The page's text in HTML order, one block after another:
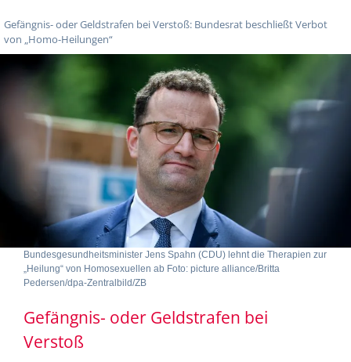
Gefängnis- oder Geldstrafen bei Verstoß: Bundesrat beschließt Verbot
von „Homo-Heilungen“
Bundesgesundheitsminister Jens Spahn (CDU) lehnt die Therapien zur
„Heilung“ von Homosexuellen ab Foto: picture alliance/Britta
Pedersen/dpa-Zentralbild/ZB
Gefängnis- oder Geldstrafen bei
Verstoß